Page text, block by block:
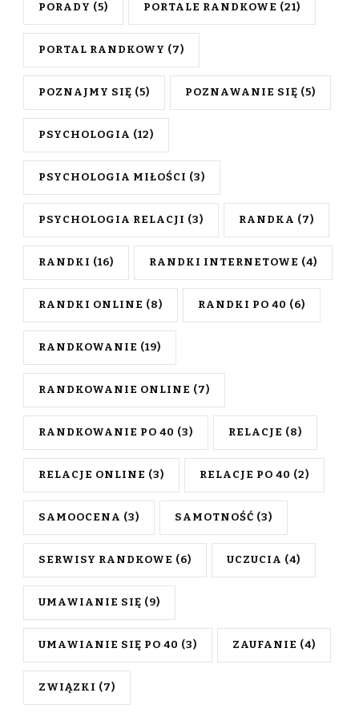
PORADY (5) PORTALE RANDKOWE (21)
PORTAL RANDKOWY (7)
POZNAJMY SIĘ (5) POZNAWANIE SIĘ (5)
PSYCHOLOGIA (12)
PSYCHOLOGIA MIŁOŚCI (3)
PSYCHOLOGIA RELACJI (3) RANDKA (7)
RANDKI (16) RANDKI INTERNETOWE (4)
RANDKI ONLINE (8) RANDKI PO 40 (6)
RANDKOWANIE (19)
RANDKOWANIE ONLINE (7)
RANDKOWANIE PO 40 (3) RELACJE (8)
RELACJE ONLINE (3) RELACJE PO 40 (2)
SAMOOCENA (3) SAMOTNOŚĆ (3)
SERWISY RANDKOWE (6) UCZUCIA (4)
UMAWIANIE SIĘ (9)
UMAWIANIE SIĘ PO 40 (3) ZAUFANIE (4)
ZWIĄZKI (7)